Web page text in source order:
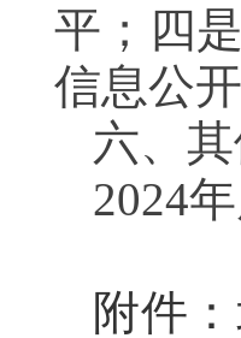
平；四
信息公
六、
2024
附件